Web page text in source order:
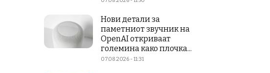
Нови детали за
паметниот звучник на
OpenAI откриваат
големина како плочка...
07.08.2026 - 11:31